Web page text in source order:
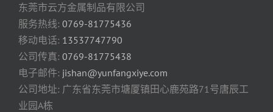
东莞市云方金属制品有限公司
服务热线: 0769-81775436
移动电话: 13537747790
公司传真: 0769-81775438
电子邮件: jishan@yunfangxiye.com
公司地址: 广东省东莞市塘厦镇田心鹿苑路71号唐辰工
业园A栋